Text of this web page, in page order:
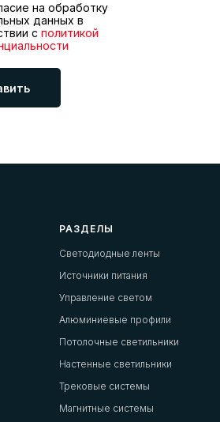
на обработку
данных в
с политикой
РАЗДЕЛЫ
Светодиодные ленты
Источники питания
Управление светом
Алюминиевые профили
Потолочные светильники
Настенные светильники
Трековые системы
Магнитные системы